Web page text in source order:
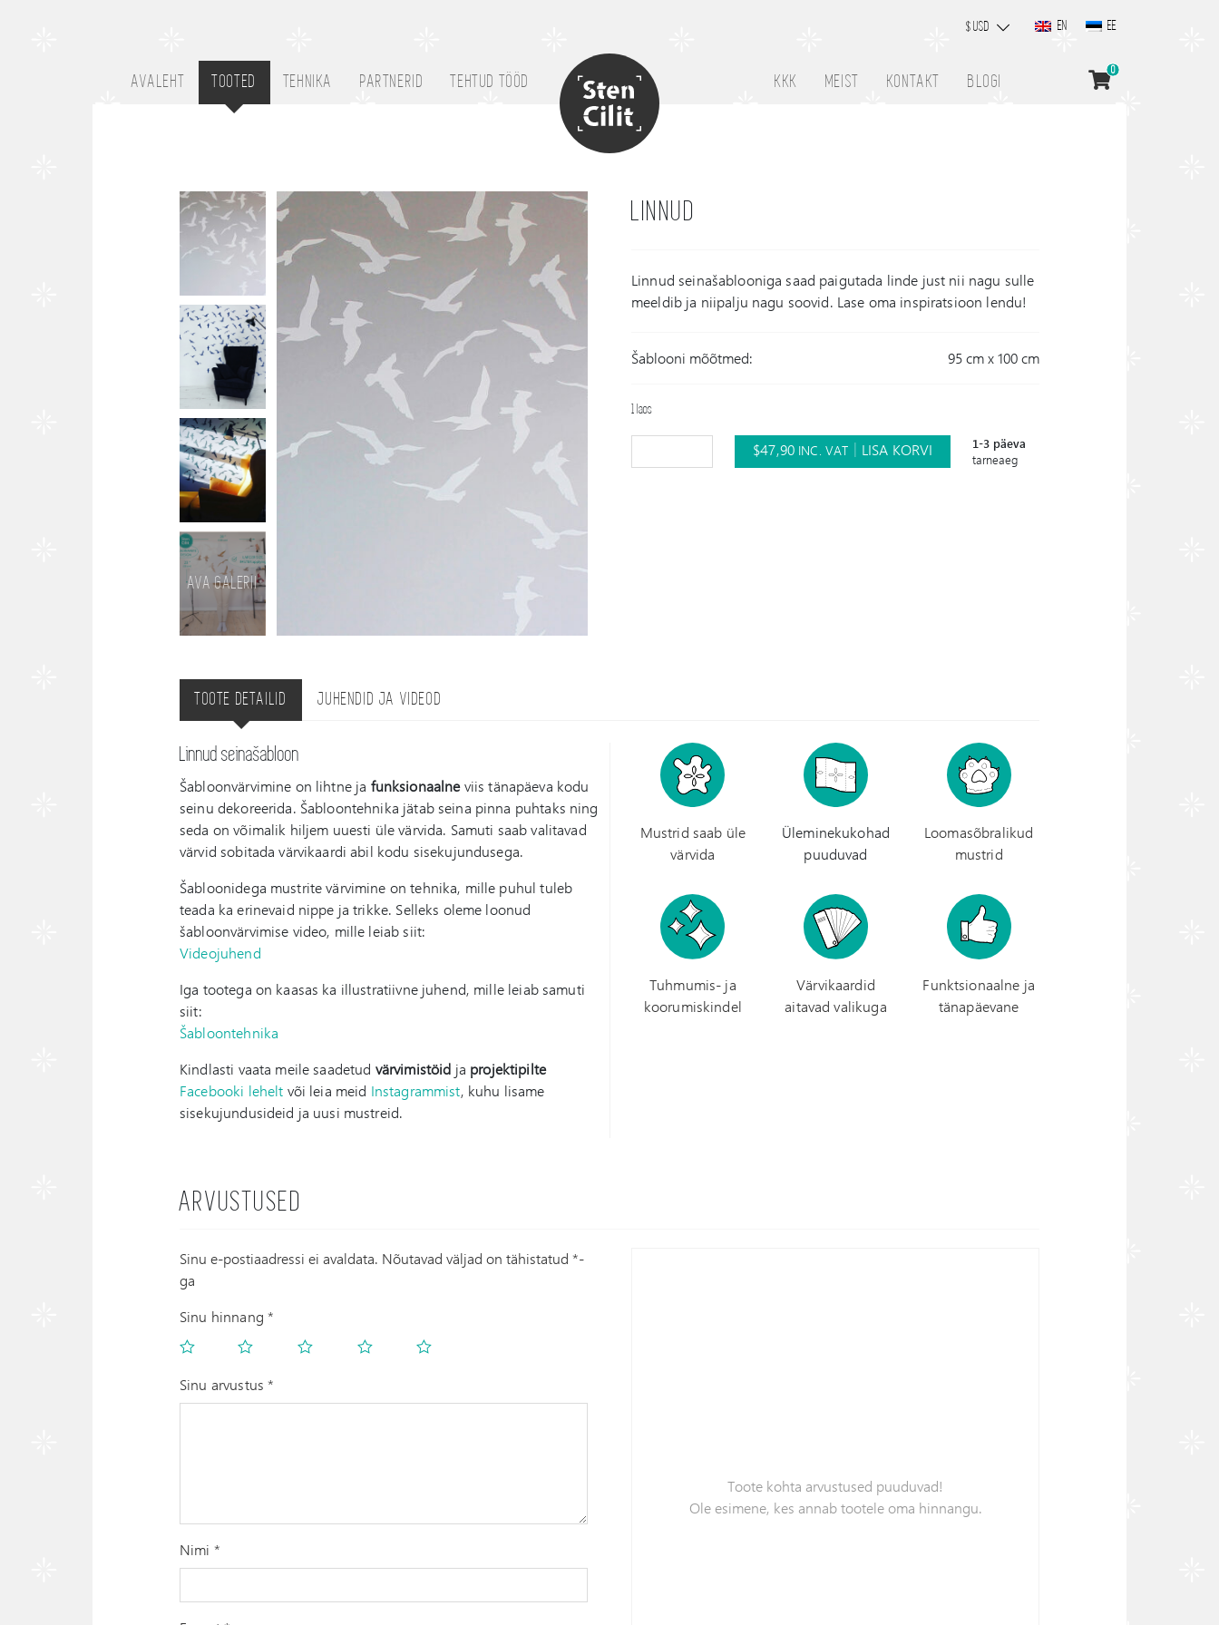
$ USD EN EE
AVALEHT TOOTED TEHNIKA PARTNERID TEHTUD TÖÖD KKK MEIST KONTAKT BLOGI
0
AVA GALERII
LINNUD
Linnud seinašablooniga saad paigutada linde just nii nagu sulle
meeldib ja niipalju nagu soovid. Lase oma inspiratsioon lendu!
Šablooni mõõtmed: 95 cm x 100 cm
1 laos
$47,90 INC. VAT LISA KORVI
1-3 päeva
tarneaeg
TOOTE DETAILID JUHENDID JA VIDEOD
Linnud seinašabloon
Šabloonvärvimine on lihtne ja funksionaalneviis tänapäeva kodu
seinu dekoreerida. Šabloontehnika jätab seina pinna puhtaks ning
seda on võimalik hiljem uuesti üle värvida. Samuti saab valitavad
värvid sobitada värvikaardi abil kodu sisekujundusega.
Šabloonidega mustrite värvimine on tehnika, mille puhul tuleb
teada ka erinevaid nippe ja trikke. Selleks oleme loonud
šabloonvärvimise video, mille leiab siit:
Videojuhend
Iga tootega on kaasas ka illustratiivne juhend, mille leiab samuti
siit:
Šabloontehnika
Kindlasti vaata meile saadetud värvimistöid ja projektipilte
Facebooki lehelt või leia meid Instagrammist, kuhu lisame
sisekujundusideid ja uusi mustreid.
Mustrid saab üle
värvida
Üleminekukohad
puuduvad
Loomasõbralikud
mustrid
Tuhmumis- ja
koorumiskindel
Värvikaardid
aitavad valikuga
Funktsionaalne ja
tänapäevane
ARVUSTUSED
Sinu e-postiaadressi ei avaldata. Nõutavad väljad on tähistatud *-
ga
Sinu hinnang*
Sinu arvustus*
Nimi *
Toote kohta arvustused puuduvad!
Ole esimene, kes annab tootele oma hinnangu.